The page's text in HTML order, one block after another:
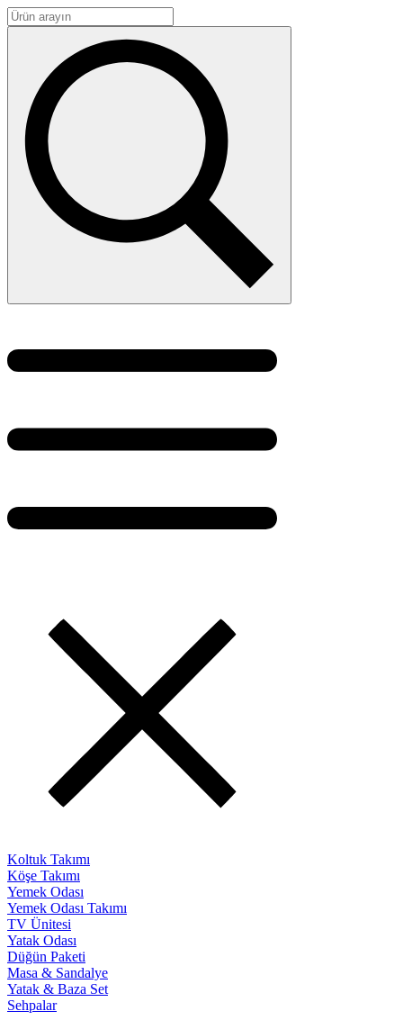
Koltuk Takımı
Köşe Takımı
Yemek Odası
Yemek Odası Takımı
TV Ünitesi
Yatak Odası
Düğün Paketi
Masa & Sandalye
Yatak & Baza Set
Sehpalar